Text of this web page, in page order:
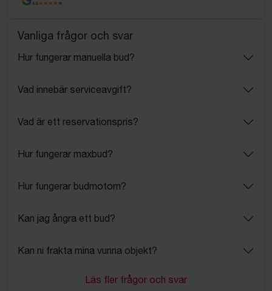
4.5
Vanliga frågor och svar
Hur fungerar manuella bud?
Vad innebär serviceavgift?
Vad är ett reservationspris?
Hur fungerar maxbud?
Hur fungerar budmotorn?
Kan jag ångra ett bud?
Kan ni frakta mina vunna objekt?
Läs fler frågor och svar